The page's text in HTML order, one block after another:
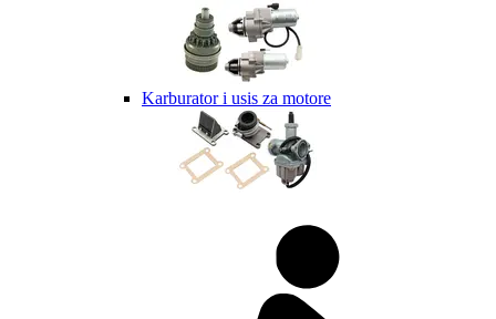
Karburator i usis za motore